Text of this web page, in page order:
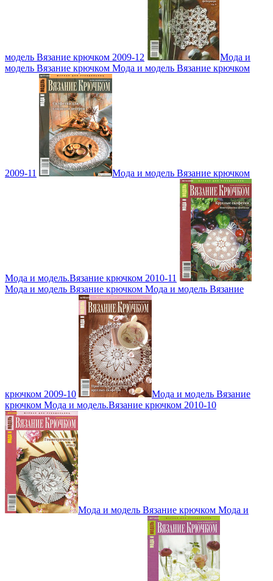
модель Вязание крючком 2009-12
Мода и
модель Вязание крючком Мода и модель Вязание крючком
2009-11 Мода и модель Вязание крючком
Мода и модель.Вязание крючком 2010-11
Мода и модель Вязание крючком Мода и модель Вязание
крючком 2009-10
Мода и модель Вязание
крючком Мода и модель.Вязание крючком 2010-10
Мода и модель Вязание крючком Мода и